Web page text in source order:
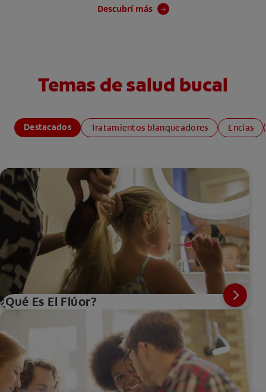
Descubrí más
Temas de salud bucal
Destacados Tratamientos blanqueadores Encías
¿Qué Es El Flúor?